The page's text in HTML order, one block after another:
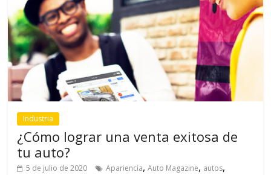
Industria
¿Cómo lograr una venta exitosa de
tu auto?
5 de julio de 2020 Apariencia,Auto Magazine, autos,